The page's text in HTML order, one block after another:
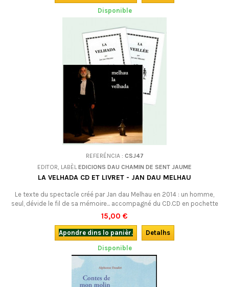
Disponible
REFERÉNCIA : CSJ47
EDITOR, LABÈLEDICIONS DAU CHAMIN DE SENT JAUME
LA VELHADA CD ET LIVRET - JAN DAU MELHAU
Le texte du spectacle créé par Jan dau Melhau en 2014 : un homme,
seul, dévide le fil de sa mémoire... accompagné du CD.CD en pochette
illustrée + un livret en occitan (limousin) et un livret en français.
15,00 €
Apondre dins lo panièr.
Detalhs
Disponible